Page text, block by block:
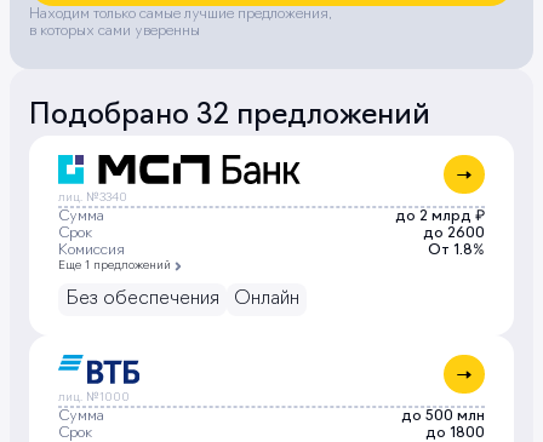
Находим только самые лучшие предложения,
в которых сами уверенны
Подобрано 32 предложений
лиц. №3340
Сумма
до 2 млрд ₽
Срок
до 2600
Комиссия
От 1.8%
Еще 1 предложений
Без обеспечения Онлайн
лиц. №1000
Сумма
до 500 млн
Срок
до 1800